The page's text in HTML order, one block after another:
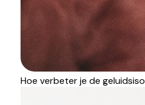
Hoe verbeter je de